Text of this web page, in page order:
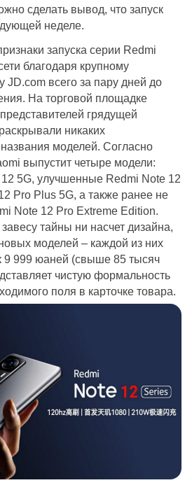
сделать вывод, что запуск
неделе.
запуска серии Redmi
благодаря крупному
JD.com всего за пару дней до
На торговой площадке
грядущей
никаких
моделей. Согласно
выпустит четыре модели:
5G, улучшенные Redmi Note 12
Pro Plus 5G, а также ранее не
Note 12 Pro Extreme Edition.
тайны ни насчет дизайна,
моделей – каждой из них
9 999 юаней (свыше 85 тысяч
чистую формальность
поля в карточке товара.